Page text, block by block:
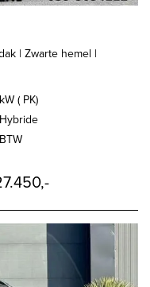
| Zwarte hemel |
kW ( PK)
Hybride
BTW